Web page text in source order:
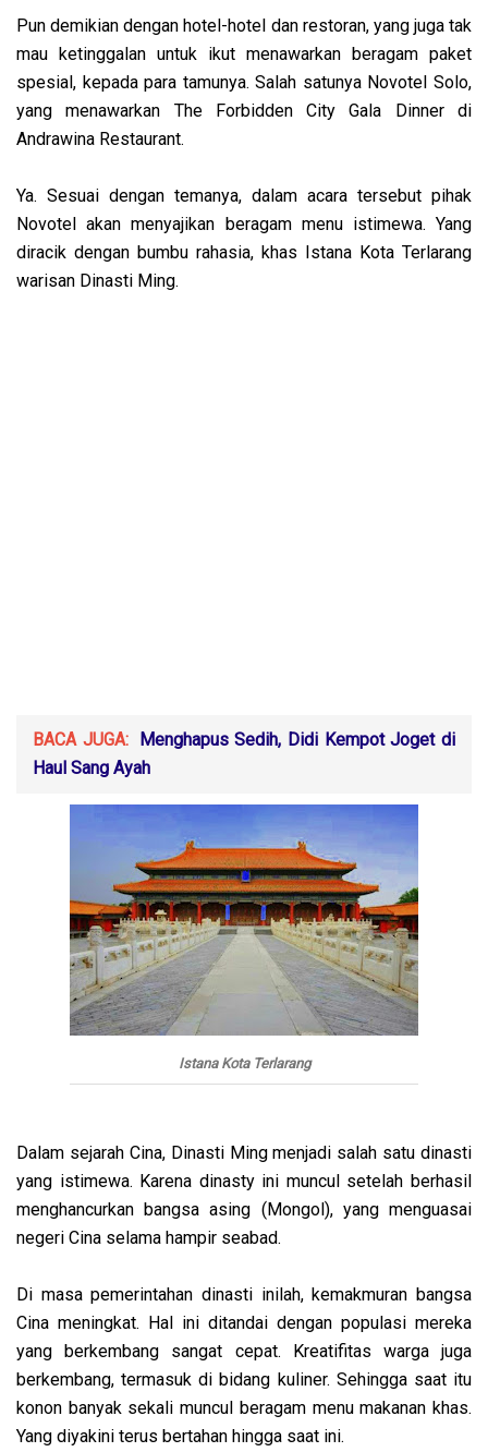
Pun demikian dengan hotel-hotel dan restoran, yang juga tak
mau ketinggalan untuk ikut menawarkan beragam paket
spesial, kepada para tamunya. Salah satunya Novotel Solo,
yang menawarkan The Forbidden City Gala Dinner di
Andrawina Restaurant.
Ya. Sesuai dengan temanya, dalam acara tersebut pihak
Novotel akan menyajikan beragam menu istimewa. Yang
diracik dengan bumbu rahasia, khas Istana Kota Terlarang
warisan Dinasti Ming.
BACA JUGA: Menghapus Sedih, Didi Kempot Joget di
Haul Sang Ayah
Istana Kota Terlarang
Dalam sejarah Cina, Dinasti Ming menjadi salah satu dinasti
yang istimewa. Karena dinasty ini muncul setelah berhasil
menghancurkan bangsa asing (Mongol), yang menguasai
negeri Cina selama hampir seabad.
Di masa pemerintahan dinasti inilah, kemakmuran bangsa
Cina meningkat. Hal ini ditandai dengan populasi mereka
yang berkembang sangat cepat. Kreatifitas warga juga
berkembang, termasuk di bidang kuliner. Sehingga saat itu
konon banyak sekali muncul beragam menu makanan khas.
Yang diyakini terus bertahan hingga saat ini.